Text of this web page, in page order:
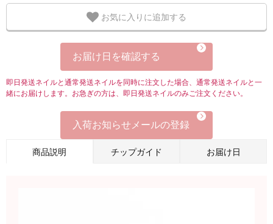
お気に入りに追加する
お届け日を確認する
即日発送ネイルと通常発送ネイルを同時に注文した場合、通常発送ネイルと一
緒にお届けします。お急ぎの方は、即日発送ネイルのみご注文ください。
入荷お知らせメールの登録
商品説明 チップガイド お届け日